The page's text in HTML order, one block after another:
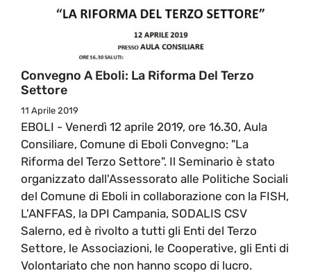
Convegno A Eboli: La Riforma Del Terzo
Settore
11 Aprile 2019
EBOLI - Venerdì 12 aprile 2019, ore 16.30, Aula
Consiliare, Comune di Eboli Convegno: "La
Riforma del Terzo Settore". Il Seminario è stato
organizzato dall'Assessorato alle Politiche Sociali
del Comune di Eboli in collaborazione con la FISH,
L'ANFFAS, la DPI Campania, SODALIS CSV
Salerno, ed è rivolto a tutti gli Enti del Terzo
Settore, le Associazioni, le Cooperative, gli Enti di
Volontariato che non hanno scopo di lucro.